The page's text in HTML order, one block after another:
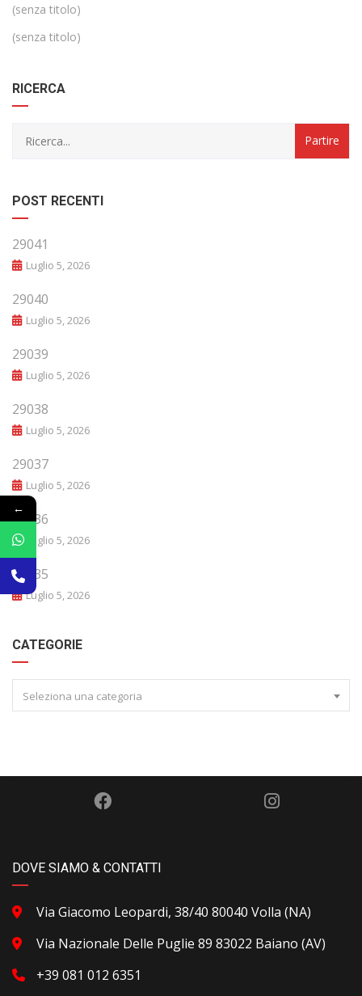
(senza titolo)
(senza titolo)
RICERCA
POST RECENTI
29041
Luglio 5, 2026
29040
Luglio 5, 2026
29039
Luglio 5, 2026
29038
Luglio 5, 2026
29037
Luglio 5, 2026
29036
Luglio 5, 2026
29035
Luglio 5, 2026
CATEGORIE
Seleziona una categoria
DOVE SIAMO & CONTATTI
Via Giacomo Leopardi, 38/40 80040 Volla (NA)
Via Nazionale Delle Puglie 89 83022 Baiano (AV)
+39 081 012 6351
←